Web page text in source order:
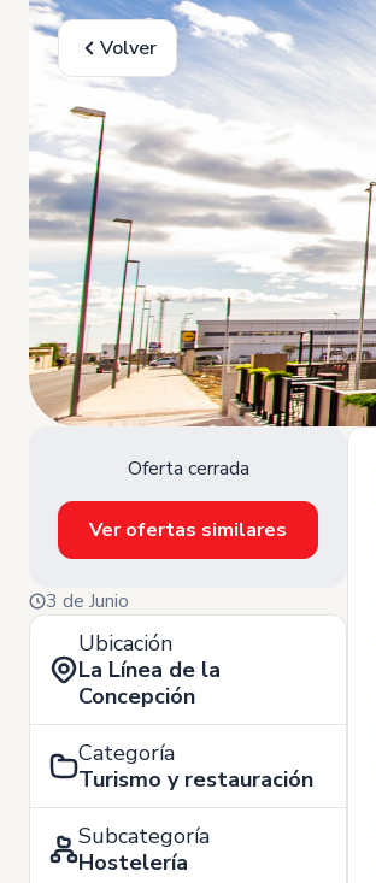
Volver
Oferta cerrada
Ver ofertas similares
3 de Junio
Ubicación
La Línea de la
Concepción
Categoría
Turismo y restauración
Subcategoría
Hostelería